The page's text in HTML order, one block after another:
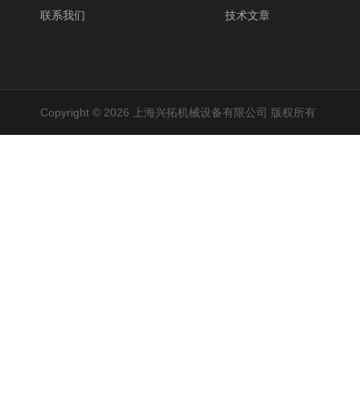
联系我们 技术文章
Copyright © 2026 上海兴拓机械设备有限公司 版权所有